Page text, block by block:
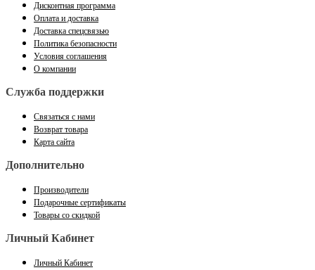
Дисконтная программа
Оплата и доставка
Доставка спецсвязью
Политика безопасности
Условия соглашения
О компании
Служба поддержки
Связаться с нами
Возврат товара
Карта сайта
Дополнительно
Производители
Подарочные сертификаты
Товары со скидкой
Личный Кабинет
Личный Кабинет